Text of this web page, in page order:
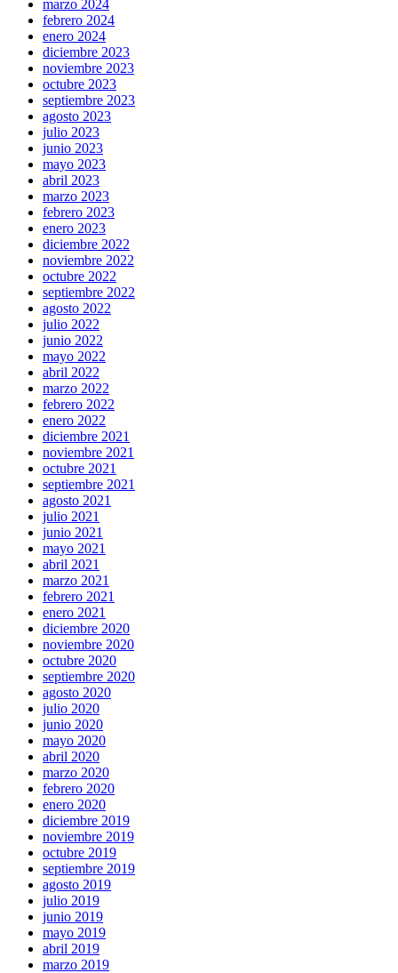
marzo 2024
febrero 2024
enero 2024
diciembre 2023
noviembre 2023
octubre 2023
septiembre 2023
agosto 2023
julio 2023
junio 2023
mayo 2023
abril 2023
marzo 2023
febrero 2023
enero 2023
diciembre 2022
noviembre 2022
octubre 2022
septiembre 2022
agosto 2022
julio 2022
junio 2022
mayo 2022
abril 2022
marzo 2022
febrero 2022
enero 2022
diciembre 2021
noviembre 2021
octubre 2021
septiembre 2021
agosto 2021
julio 2021
junio 2021
mayo 2021
abril 2021
marzo 2021
febrero 2021
enero 2021
diciembre 2020
noviembre 2020
octubre 2020
septiembre 2020
agosto 2020
julio 2020
junio 2020
mayo 2020
abril 2020
marzo 2020
febrero 2020
enero 2020
diciembre 2019
noviembre 2019
octubre 2019
septiembre 2019
agosto 2019
julio 2019
junio 2019
mayo 2019
abril 2019
marzo 2019